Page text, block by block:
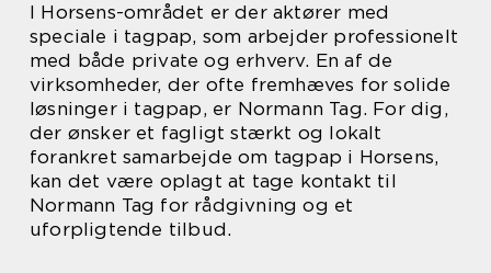
I Horsens-området er der aktører med
speciale i tagpap, som arbejder professionelt
med både private og erhverv. En af de
virksomheder, der ofte fremhæves for solide
løsninger i tagpap, er Normann Tag. For dig,
der ønsker et fagligt stærkt og lokalt
forankret samarbejde om tagpap i Horsens,
kan det være oplagt at tage kontakt til
Normann Tag for rådgivning og et
uforpligtende tilbud.